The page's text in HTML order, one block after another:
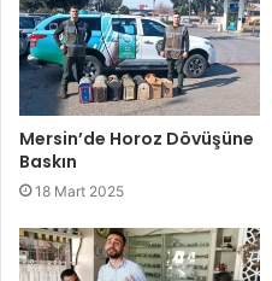
Mersin’de Horoz Dövüşüne
Baskın
18 Mart 2025